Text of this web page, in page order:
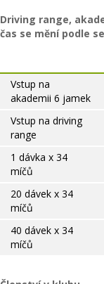
Driving range,
čas se mění podle
Vstup na
akademii 6 jamek
Vstup na driving
range
1 dávka x 34
míčů
20 dávek x 34
míčů
40 dávek x 34
míčů